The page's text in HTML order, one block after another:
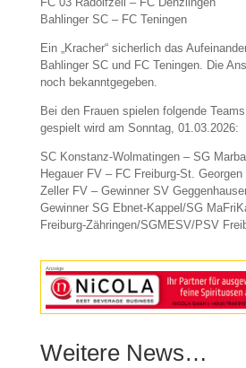
Bahlinger SC – FC Teningen
Ein „Kracher“ sicherlich das
Bahlinger SC und FC Teningen. Die
noch bekanntgegeben.
Bei den Frauen spielen folgende
gespielt wird am Sonntag, 01.03.2026:
SC Konstanz-Wolmatingen – SG
Hegauer FV – FC Freiburg-St. Georgen
Zeller FV – Gewinner SV
Gewinner SG Ebnet-Kappel/SG
Freiburg-Zähringen/SGMESV/PSV
Anzeige
Weitere News…